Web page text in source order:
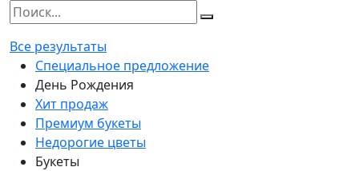
Все результаты
Специальное предложение
День Рождения
Хит продаж
Премиум букеты
Недорогие цветы
Букеты